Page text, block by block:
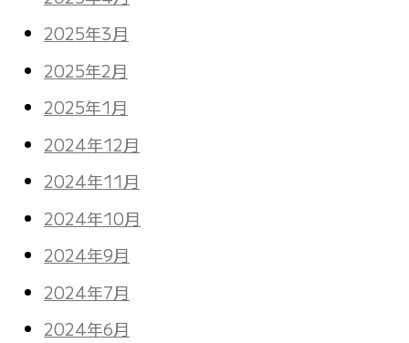
2025年3月
2025年2月
2025年1月
2024年12月
2024年11月
2024年10月
2024年9月
2024年7月
2024年6月